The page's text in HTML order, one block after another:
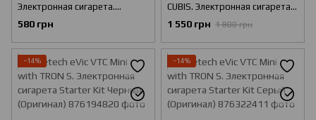
Электронная сигарета.
Оригинал Черный с Серым
580 грн
CUBIS. Электронная сигарета
Starter Kit Белый (Оригинал)
1 550 грн 1 800 грн
−14% −14%